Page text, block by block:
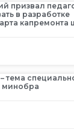
призвал
в разработке
капремонта
– тема
минобра